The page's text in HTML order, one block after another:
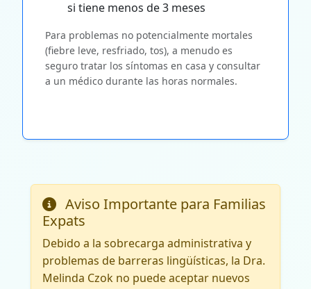
si tiene menos de 3 meses
Para problemas no potencialmente mortales
(fiebre leve, resfriado, tos), a menudo es
seguro tratar los síntomas en casa y consultar
a un médico durante las horas normales.
Aviso Importante para Familias
Expats
Debido a la sobrecarga administrativa y
problemas de barreras lingüísticas, la Dra.
Melinda Czok no puede aceptar nuevos